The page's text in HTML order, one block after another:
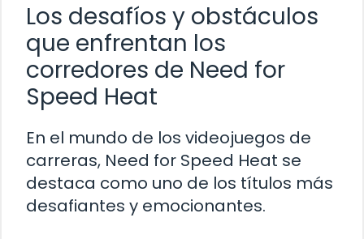
Los desafíos y obstáculos
que enfrentan los
corredores de Need for
Speed Heat
En el mundo de los videojuegos de
carreras, Need for Speed Heat se
destaca como uno de los títulos más
desafiantes y emocionantes.